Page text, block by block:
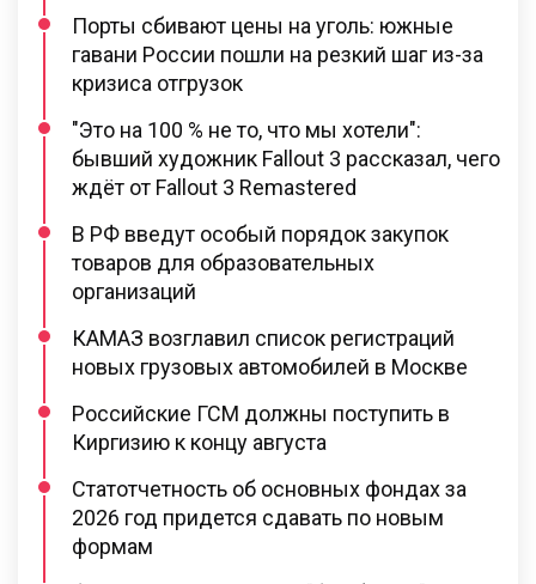
Порты сбивают цены на уголь: южные
гавани России пошли на резкий шаг из-за
кризиса отгрузок
"Это на 100 % не то, что мы хотели":
бывший художник Fallout 3 рассказал, чего
ждёт от Fallout 3 Remastered
В РФ введут особый порядок закупок
товаров для образовательных
организаций
КАМАЗ возглавил список регистраций
новых грузовых автомобилей в Москве
Российские ГСМ должны поступить в
Киргизию к концу августа
Статотчетность об основных фондах за
2026 год придется сдавать по новым
формам